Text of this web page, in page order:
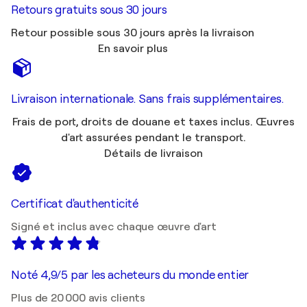
Retours gratuits sous 30 jours
Retour possible sous 30 jours après la livraison
En savoir plus
Livraison internationale. Sans frais supplémentaires.
Frais de port, droits de douane et taxes inclus. Œuvres
d'art assurées pendant le transport.
Détails de livraison
Certificat d'authenticité
Signé et inclus avec chaque œuvre d'art
Noté 4,9/5 par les acheteurs du monde entier
Plus de 20 000 avis clients